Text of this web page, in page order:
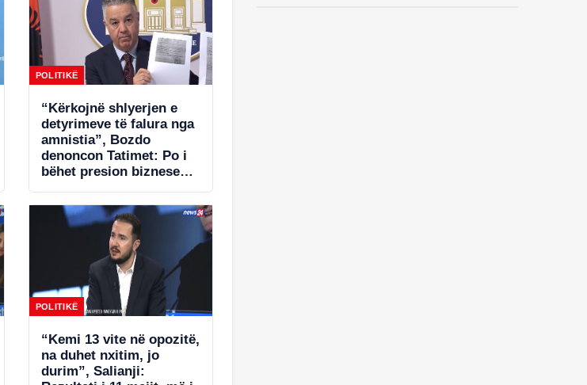
POLITIKË
“Kërkojnë shlyerjen e
detyrimeve të falura nga
amnistia”, Bozdo
denoncon Tatimet: Po i
bëhet presion bizneseve.
s’ka miratuar aktet
nënligjore!
POLITIKË
“Kemi 13 vite në opozitë,
na duhet nxitim, jo
durim”, Salianji: